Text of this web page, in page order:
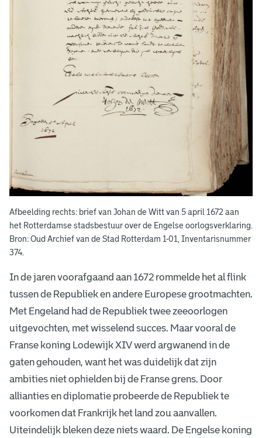
Afbeelding rechts: brief van Johan de Witt van 5 april 1672 aan
het Rotterdamse stadsbestuur over de Engelse oorlogsverklaring.
Bron: Oud Archief van de Stad Rotterdam 1-01, Inventarisnummer
374.
In de jaren voorafgaand aan 1672 rommelde het al flink
tussen de Republiek en andere Europese grootmachten.
Met Engeland had de Republiek twee zeeoorlogen
uitgevochten, met wisselend succes. Maar vooral de
Franse koning Lodewijk XIV werd argwanend in de
gaten gehouden, want het was duidelijk dat zijn
ambities niet ophielden bij de Franse grens. Door
allianties en diplomatie probeerde de Republiek te
voorkomen dat Frankrijk het land zou aanvallen.
Uiteindelijk bleken deze niets waard. De Engelse koning